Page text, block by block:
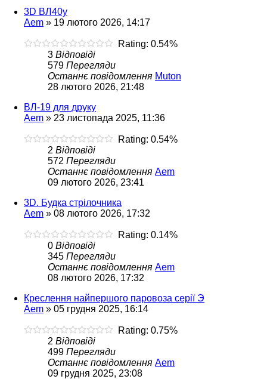
3D ВЛ40у
Aem » 19 лютого 2026, 14:17
Rating: 0.54%
3 Відповіді
579 Перегляди
Останнє повідомлення Muton
28 лютого 2026, 21:48
ВЛ-19 для друку
Aem » 23 листопада 2025, 11:36
Rating: 0.54%
2 Відповіді
572 Перегляди
Останнє повідомлення Aem
09 лютого 2026, 23:41
3D. Будка стрілочника
Aem » 08 лютого 2026, 17:32
Rating: 0.14%
0 Відповіді
345 Перегляди
Останнє повідомлення Aem
08 лютого 2026, 17:32
Креслення найпершого паровоза серії Э
Aem » 05 грудня 2025, 16:14
Rating: 0.75%
2 Відповіді
499 Перегляди
Останнє повідомлення Aem
09 грудня 2025, 23:08